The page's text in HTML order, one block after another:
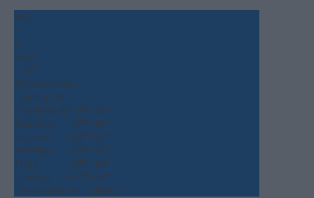
+32
°
C
+35°
+26°
Θεσσαλονίκη
Πέμπτη, 06
Παρασκευή+34°+26°
Σάββατο
+37°+25°
Κυριακή
+39°+27°
Δευτέρα
+33°+26°
Τρίτη
+35°+24°
Τετάρτη
+37°+24°
Πρόγνωση για 7 μέρες